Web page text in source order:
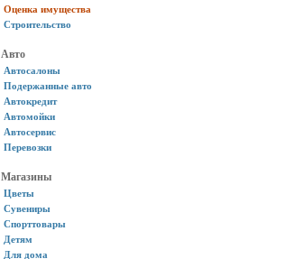
Оценка имущества
Строительство
Авто
Автосалоны
Подержанные авто
Автокредит
Автомойки
Автосервис
Перевозки
Магазины
Цветы
Сувениры
Спорттовары
Детям
Для дома